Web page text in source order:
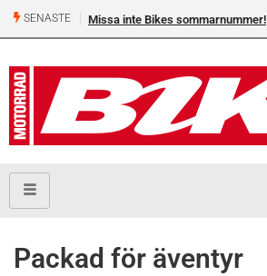
SENASTE Missa inte Bikes sommarnummer!
Packad för äventyr